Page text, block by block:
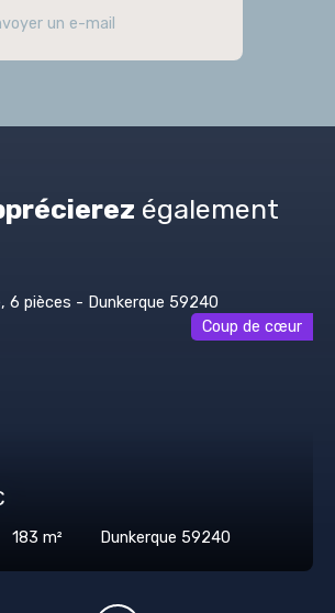
un e-mail
également
183 m² Dunkerque 59240
Coup de cœur